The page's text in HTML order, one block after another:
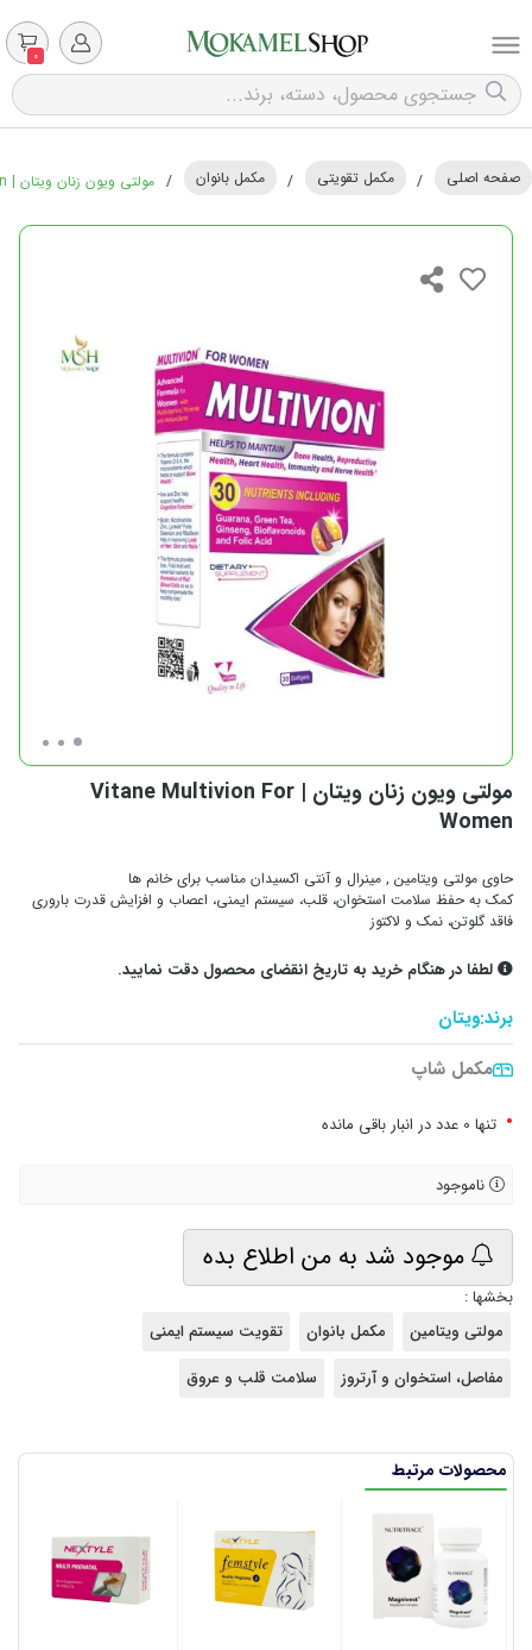
0
صفحه اصلی / مکمل تقویتی / مکمل بانوان / مولتی ویون زنان ویتان | Vitane Multivion For Women
مولتی ویون زنان ویتان | Vitane Multivion For
Women
حاوی مولتی ویتامین , مینرال و آنتی اکسیدان مناسب برای خانم ها
کمک به حفظ سلامت استخوان، قلب، سیستم ایمنی، اعصاب و افزایش قدرت باروری
فاقد گلوتن، نمک و لاکتوز
لطفا در هنگام خرید به تاریخ انقضای محصول دقت نمایید.
برند:ویتان
مکمل شاپ
• تنها 0 عدد در انبار باقی مانده
ناموجود
موجود شد به من اطلاع بده
بخشها :
مولتی ویتامین
مکمل بانوان
تقویت سیستم ایمنی
مفاصل، استخوان و آرتروز
سلامت قلب و عروق
محصولات مرتبط